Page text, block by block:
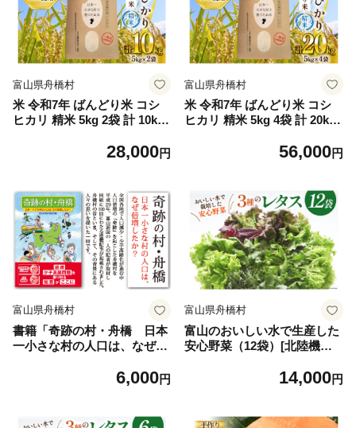
富山県舟橋村
米 令和7年 ばんどり米 コシ
ヒカリ 精米 5kg 2袋 計 10kg
富山 農家 ふるさと納税
28,000円
富山県舟橋村
米 令和7年 ばんどり米 コシ
ヒカリ 精米 5kg 4袋 計 20kg
橋村 57050232] 一等米 コメ
富山 農家 ふるさと納税
56,000円
富山県舟橋村
書籍「奇跡の村・舟橋 日本
一小さな村の人口は、なぜ倍
6,000円
富山県舟橋村
富山のおいしい水で生産した
安心野菜（12袋）[北陸機材
菜 野菜セット フラワーリー
14,000円